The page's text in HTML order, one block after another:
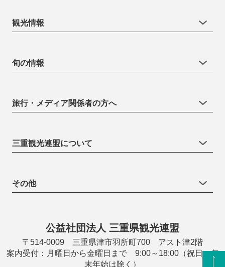
観光情報
旬の情報
旅行・メディア関係者の方へ
三重観光連盟について
その他
公益社団法人 三重県観光連盟
〒514-0009 三重県津市羽所町700 アスト津2階
案内受付：月曜日から金曜日まで 9:00～18:00（祝日・年
末年始は除く）